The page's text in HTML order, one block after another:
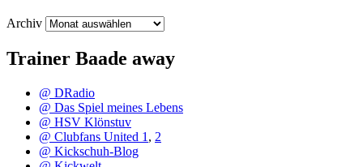
Archiv
Trainer Baade away
@ DRadio
@ Das Spiel meines Lebens
@ HSV Klönstuv
@ Clubfans United 1 , 2
@ Kickschuh-Blog